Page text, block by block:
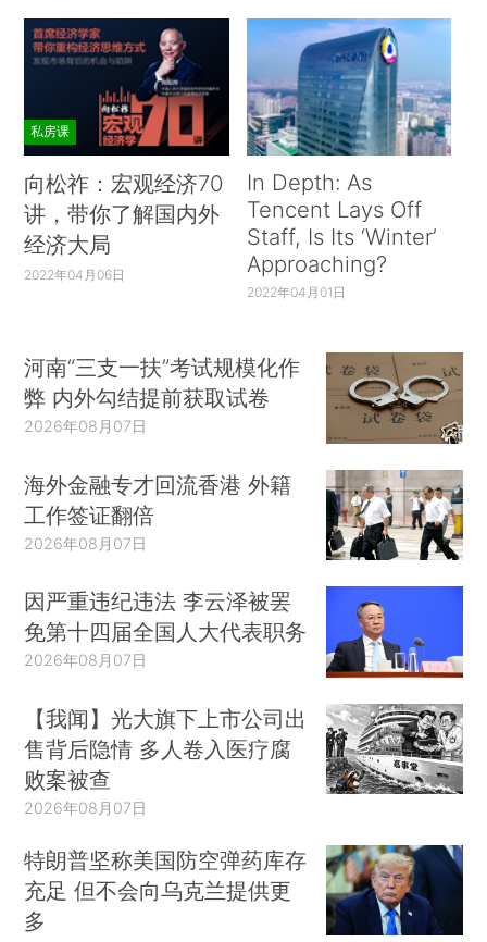
私房课
向松祚：宏观经济70
讲，带你了解国内外
经济大局
2022年04月06日
In Depth: As
Tencent Lays Off
Staff, Is Its ‘Winter’
Approaching?
2022年04月01日
河南“三支一扶”考试规模化作
弊 内外勾结提前获取试卷
2026年08月07日
海外金融专才回流香港 外籍
工作签证翻倍
2026年08月07日
因严重违纪违法 李云泽被罢
免第十四届全国人大代表职务
2026年08月07日
【我闻】光大旗下上市公司出
售背后隐情 多人卷入医疗腐
败案被查
2026年08月07日
特朗普坚称美国防空弹药库存
充足 但不会向乌克兰提供更
多